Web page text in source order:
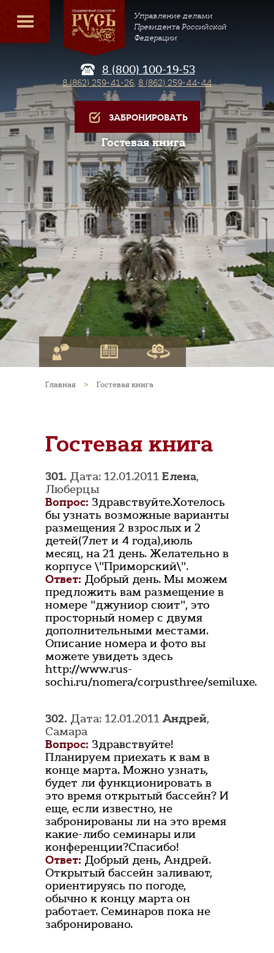
Управление делами
Президента Российской
Федерации
8 (800) 100-19-53
8 (862) 259-41-26, 8 (862) 259-44-44
ЗАБРОНИРОВАТЬ
Гостевая книга
Главная > Гостевая книга
Гостевая книга
301. Дата: 12.01.2011 Елена,
Люберцы
Вопрос: Здравствуйте.Хотелось
бы узнать возможные варианты
размещения 2 взрослых и 2
детей(7лет и 4 года),июль
месяц, на 21 день. Желательно в
корпусе \"Приморский\".
Ответ: Добрый день. Мы можем
предложить вам размещение в
номере "джуниор сюит", это
просторный номер с двумя
дополнительными местами.
Описание номера и фото вы
можете увидеть здесь
http://www.rus-
sochi.ru/nomera/corpusthree/semiluxe.
302. Дата: 12.01.2011Андрей,
Самара
Вопрос: Здравствуйте!
Планируем приехать к вам в
конце марта. Можно узнать,
будет ли функционировать в
это время открытый бассейн? И
еще, если известно, не
забронированы ли на это время
какие-либо семинары или
конференции?Спасибо!
Ответ: Добрый день, Андрей.
Открытый бассейн заливают,
ориентируясь по погоде,
обычно к концу марта он
работает. Семинаров пока не
забронировано.